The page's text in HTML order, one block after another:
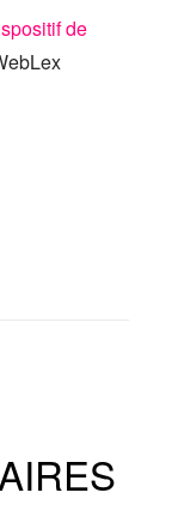
de